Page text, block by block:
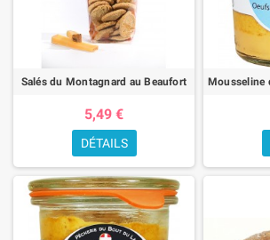
Salés du Montagnard au Beaufort
5,49 €
DÉTAILS